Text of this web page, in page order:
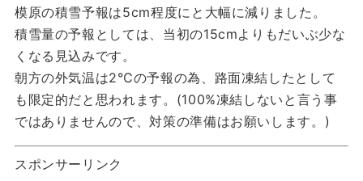
模原の積雪予報は5cm程度にと大幅に減りました。
積雪量の予報としては、当初の15cmよりもだいぶ少な
くなる見込みです。
朝方の外気温は2℃の予報の為、路面凍結したとして
も限定的だと思われます。(100%凍結しないと言う事
ではありませんので、対策の準備はお願いします。)
スポンサーリンク